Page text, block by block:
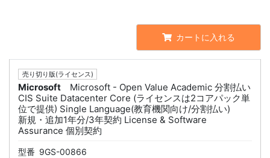
カートに入れる
売り切り版(ライセンス)
Microsoft
Microsoft - Open Value Academic 分割払い
CIS Suite Datacenter Core (ライセンスは2コアパック単
位で提供) Single Language(教育機関向け/分割払い)
新規・追加1年分/3年契約 License & Software
Assurance 個別契約
型番 9GS-00866